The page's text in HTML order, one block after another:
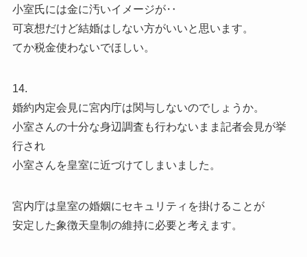
小室氏には金に汚いイメージが‥
可哀想だけど結婚はしない方がいいと思います。
てか税金使わないでほしい。
14.
婚約内定会見に宮内庁は関与しないのでしょうか。
小室さんの十分な身辺調査も行わないまま記者会見が挙
行され
小室さんを皇室に近づけてしまいました。
宮内庁は皇室の婚姻にセキュリティを掛けることが
安定した象徴天皇制の維持に必要と考えます。